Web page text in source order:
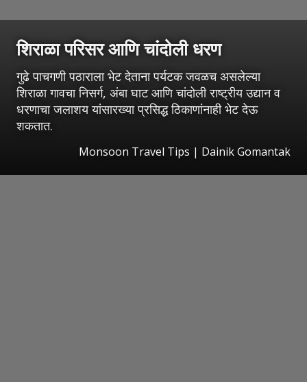
शिराळा परिसर आणि चांदोली धरण
गुढे पाचगणी पठाराला भेट देताना पर्यटक जवळच असलेल्या
शिराळा गावचा निसर्ग, अंबा घाट आणि चांदोली राष्ट्रीय उद्यान व
धरणाचा जलाशय यांसारख्या प्रसिद्ध ठिकाणांनाही भेट देऊ
शकतात.
Monsoon Travel Tips | Dainik Gomantak